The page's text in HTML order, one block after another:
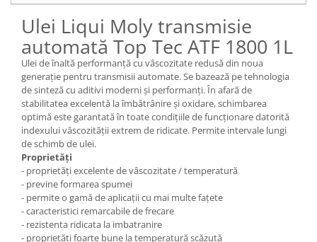
Electrice
Hidraulica
Mecanica
Electropompa si motoare electrice
Burdufuri si cilindri hidraulici
Role, bucsi si bolturi
BEHRENS
Bolturi - role - bucse
Burdufe si cilindri
Mecanice
Electrice
Hidraulice
Motoare electrice si pompe
Ulei Liqui Moly transmisie
automată Top Tec ATF 1800 1L
Ulei de înaltă performanță cu vâscozitate redusă din noua
generație pentru transmisii automate. Se bazează pe tehnologia
de sinteză cu aditivi moderni și performanți. În afară de
stabilitatea excelentă la îmbătrânire și oxidare, schimbarea
optimă este garantată în toate condițiile de funcționare datorită
indexului vâscozității extrem de ridicate. Permite intervale lungi
de schimb de ulei.
Proprietăți
- proprietăți excelente de vâscozitate / temperatură
- previne formarea spumei
- permite o gamă de aplicații cu mai multe fațete
- caracteristici remarcabile de frecare
- rezistenta ridicata la imbatranire
- proprietăți foarte bune la temperatură scăzută